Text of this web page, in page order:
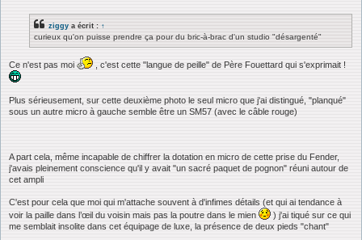
ziggy a écrit : ↑
curieux qu'on puisse prendre ça pour du bric-à-brac d'un studio "désargenté"
Ce n'est pas moi , c'est cette "langue de peille" de Père Fouettard qui s'exprimait !
Plus sérieusement, sur cette deuxième photo le seul micro que j'ai distingué, "planqué"
sous un autre micro à gauche semble être un SM57 (avec le câble rouge)
A part cela, même incapable de chiffrer la dotation en micro de cette prise du Fender,
j'avais pleinement conscience qu'il y avait "un sacré paquet de pognon" réuni autour de
cet ampli
C'est pour cela que moi qui m'attache souvent à d'infimes détails (et qui ai tendance à
voir la paille dans l’œil du voisin mais pas la poutre dans le mien
) j'ai tiqué sur ce qui
me semblait insolite dans cet équipage de luxe, la présence de deux pieds "chant"